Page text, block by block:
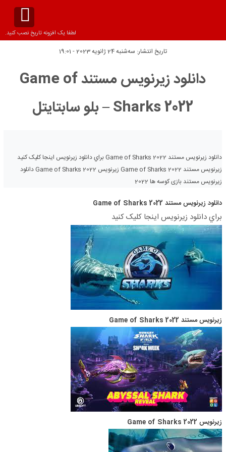
لطفا یک افزونه تاریخ نصب کنید.
تاریخ انتشار: سه‌شنبه 24 ژانویه 2023 - 19:01
دانلود زیرنویس مستند Game of
Sharks 2022 – بلو سابتايتل
دانلود زیرنویس مستند Game of Sharks 2022 براي دانلود زيرنويس اينجا کليک کنيد
زیرنویس مستند Game of Sharks 2022 زیرنویس Game of Sharks 2022 دانلود
زیرنویس مستند بازی کوسه ها 2022
دانلود زیرنویس مستند Game of Sharks 2022
براي دانلود زيرنويس اينجا کليک کنيد
زیرنویس مستند Game of Sharks 2022
زیرنویس Game of Sharks 2022